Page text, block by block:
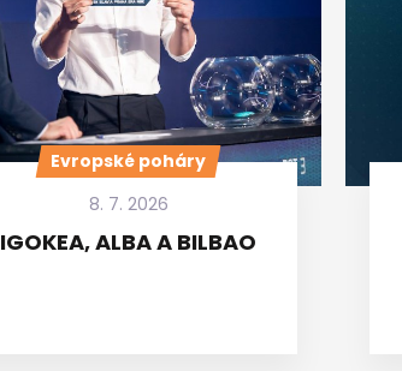
Evropské poháry
8. 7. 2026
IGOKEA, ALBA A BILBAO